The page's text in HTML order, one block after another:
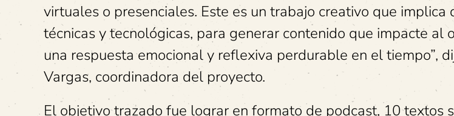
virtuales o presenciales. Este es un trabajo creativo que implica
técnicas y tecnológicas, para generar contenido que impacte al
una respuesta emocional y reflexiva perdurable en el tiempo”,
Vargas, coordinadora del proyecto.
El objetivo trazado fue lograr en formato de podcast, 10 textos